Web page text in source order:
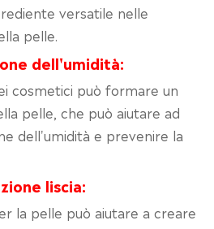
versatile nelle
pelle.
dell'umidità:
cosmetici può formare un
pelle, che può aiutare ad
dell'umidità e prevenire la
liscia:
la pelle può aiutare a creare